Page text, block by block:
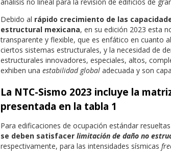
Debido al rápido crecimiento de las
estructural mexicana, en su edición 2023 esta
transparente y flexible, que es enfático en cuanto
ciertos sistemas estructurales, y la necesidad de
estructurales innovadores, especiales, altos,
exhiben una estabilidad global adecuada y son
La NTC-Sismo 2023 incluye la
presentada en la tabla 1
Para edificaciones de ocupación estándar
se deben satisfacer limitación de daño no
respectivamente, para las intensidades sísmicas